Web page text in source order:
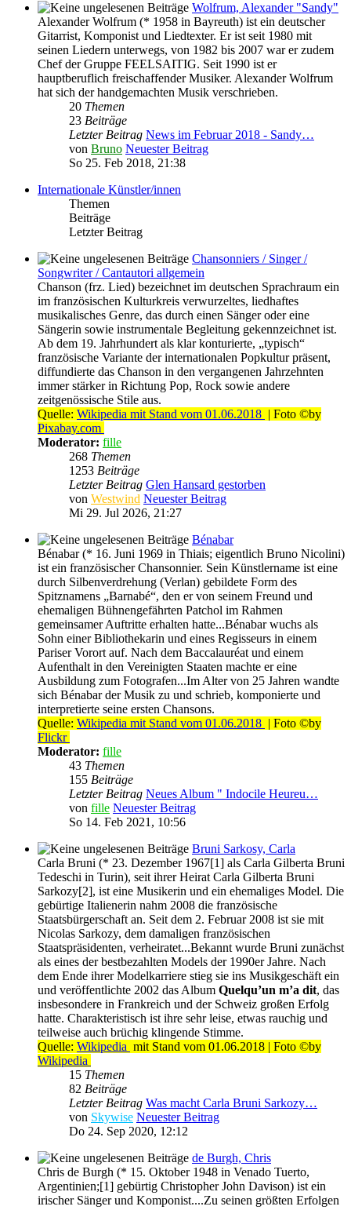
Wolfrum, Alexander "Sandy"
Alexander Wolfrum (* 1958 in Bayreuth) ist ein deutscher
Gitarrist, Komponist und Liedtexter. Er ist seit 1980 mit
seinen Liedern unterwegs, von 1982 bis 2007 war er zudem
Chef der Gruppe FEELSAITIG. Seit 1990 ist er
hauptberuflich freischaffender Musiker. Alexander Wolfrum
hat sich der handgemachten Musik verschrieben.
20 Themen
23 Beiträge
Letzter Beitrag News im Februar 2018 - Sandy…
von Bruno Neuester Beitrag
So 25. Feb 2018, 21:38
Internationale Künstler/innen
Themen
Beiträge
Letzter Beitrag
Chansonniers / Singer /
Songwriter / Cantautori allgemein
Chanson (frz. Lied) bezeichnet im deutschen Sprachraum ein
im französischen Kulturkreis verwurzeltes, liedhaftes
musikalisches Genre, das durch einen Sänger oder eine
Sängerin sowie instrumentale Begleitung gekennzeichnet ist.
Ab dem 19. Jahrhundert als klar konturierte, „typisch“
französische Variante der internationalen Popkultur präsent,
diffundierte das Chanson in den vergangenen Jahrzehnten
immer stärker in Richtung Pop, Rock sowie andere
zeitgenössische Stile aus.
Quelle: Wikipedia mit Stand vom 01.06.2018 | Foto ©by
Pixabay.com
Moderator: fille
268 Themen
1253 Beiträge
Letzter Beitrag Glen Hansard gestorben
von Westwind Neuester Beitrag
Mi 29. Jul 2026, 21:27
Bénabar
Bénabar (* 16. Juni 1969 in Thiais; eigentlich Bruno Nicolini)
ist ein französischer Chansonnier. Sein Künstlername ist eine
durch Silbenverdrehung (Verlan) gebildete Form des
Spitznamens „Barnabé“, den er von seinem Freund und
ehemaligen Bühnengefährten Patchol im Rahmen
gemeinsamer Auftritte erhalten hatte...Bénabar wuchs als
Sohn einer Bibliothekarin und eines Regisseurs in einem
Pariser Vorort auf. Nach dem Baccalauréat und einem
Aufenthalt in den Vereinigten Staaten machte er eine
Ausbildung zum Fotografen...Im Alter von 25 Jahren wandte
sich Bénabar der Musik zu und schrieb, komponierte und
interpretierte seine ersten Chansons.
Quelle: Wikipedia mit Stand vom 01.06.2018 | Foto ©by
Flickr
Moderator: fille
43 Themen
155 Beiträge
Letzter Beitrag Neues Album " Indocile Heureu…
von fille Neuester Beitrag
So 14. Feb 2021, 10:56
Bruni Sarkosy, Carla
Carla Bruni (* 23. Dezember 1967[1] als Carla Gilberta Bruni
Tedeschi in Turin), seit ihrer Heirat Carla Gilberta Bruni
Sarkozy[2], ist eine Musikerin und ein ehemaliges Model. Die
gebürtige Italienerin nahm 2008 die französische
Staatsbürgerschaft an. Seit dem 2. Februar 2008 ist sie mit
Nicolas Sarkozy, dem damaligen französischen
Staatspräsidenten, verheiratet...Bekannt wurde Bruni zunächst
als eines der bestbezahlten Models der 1990er Jahre. Nach
dem Ende ihrer Modelkarriere stieg sie ins Musikgeschäft ein
und veröffentlichte 2002 das Album Quelqu’un m’a dit, das
insbesondere in Frankreich und der Schweiz großen Erfolg
hatte. Charakteristisch ist ihre sehr leise, etwas rauchig und
teilweise auch brüchig klingende Stimme.
Quelle: Wikipedia mit Stand vom 01.06.2018 | Foto ©by
Wikipedia
15 Themen
82 Beiträge
Letzter Beitrag Was macht Carla Bruni Sarkozy…
von Skywise Neuester Beitrag
Do 24. Sep 2020, 12:12
de Burgh, Chris
Chris de Burgh (* 15. Oktober 1948 in Venado Tuerto,
Argentinien;[1] gebürtig Christopher John Davison) ist ein
irischer Sänger und Komponist....Zu seinen größten Erfolgen